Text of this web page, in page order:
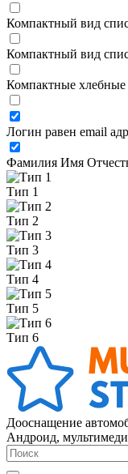
Компактный вид
Компактный вид
Компактные хлебные
Логин равен email
Фамилия Имя
Тип 1
Тип 2
Тип 3
Тип 4
Тип 5
Тип 6
Дооснащение
Андроид,